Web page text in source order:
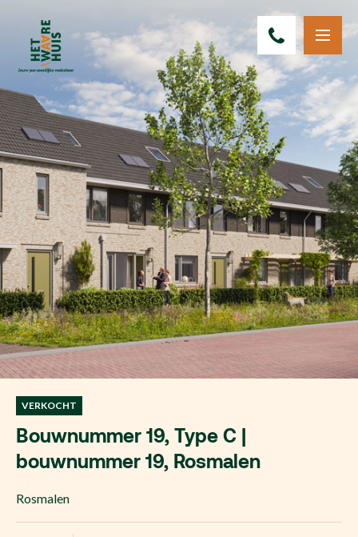
VERKOCHT
Bouwnummer 19, Type C |
bouwnummer 19, Rosmalen
Rosmalen